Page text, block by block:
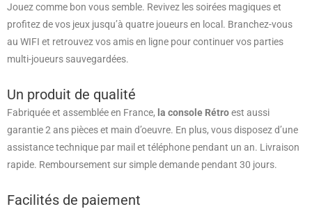
Jouez comme bon vous semble. Revivez les soirées magiques et
profitez de vos jeux jusqu’à quatre joueurs en local. Branchez-vous
au WIFI et retrouvez vos amis en ligne pour continuer vos parties
multi-joueurs sauvegardées.
Un produit de qualité
Fabriquée et assemblée en France, la console Rétroest aussi
garantie 2 ans pièces et main d’oeuvre. En plus, vous disposez d’une
assistance technique par mail et téléphone pendant un an. Livraison
rapide. Remboursement sur simple demande pendant 30 jours.
Facilités de paiement